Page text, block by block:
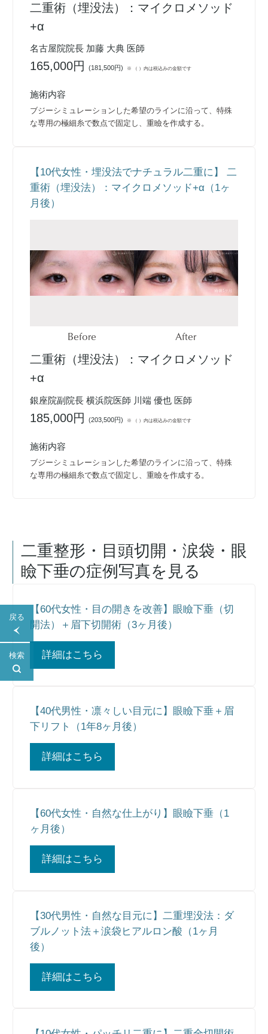
戻る
検索
二重術（埋没法）：マイクロメソッド
+α
名古屋院院長 加藤 大典 医師
165,000円(181,500円) ※ （ ）内は税込みの金額です
施術内容
ブジーシミュレーションした希望のラインに沿って、特殊
な専用の極細糸で数点で固定し、重瞼を作成する。
【10代女性・埋没法でナチュラル二重に】 二
重術（埋没法）：マイクロメソッド+α（1ヶ
月後）
Before After
二重術（埋没法）：マイクロメソッド
+α
銀座院副院長 横浜院医師 川端 優也 医師
185,000円(203,500円) ※ （ ）内は税込みの金額です
施術内容
ブジーシミュレーションした希望のラインに沿って、特殊
な専用の極細糸で数点で固定し、重瞼を作成する。
二重整形・目頭切開・涙袋・眼
瞼下垂の症例写真を見る
【60代女性・目の開きを改善】眼瞼下垂（切
開法）＋眉下切開術（3ヶ月後）
詳細はこちら
【40代男性・凛々しい目元に】眼瞼下垂＋眉
下リフト（1年8ヶ月後）
詳細はこちら
【60代女性・自然な仕上がり】眼瞼下垂（1
ヶ月後）
詳細はこちら
【30代男性・自然な目元に】二重埋没法：ダ
ブルノット法＋涙袋ヒアルロン酸（1ヶ月
後）
詳細はこちら